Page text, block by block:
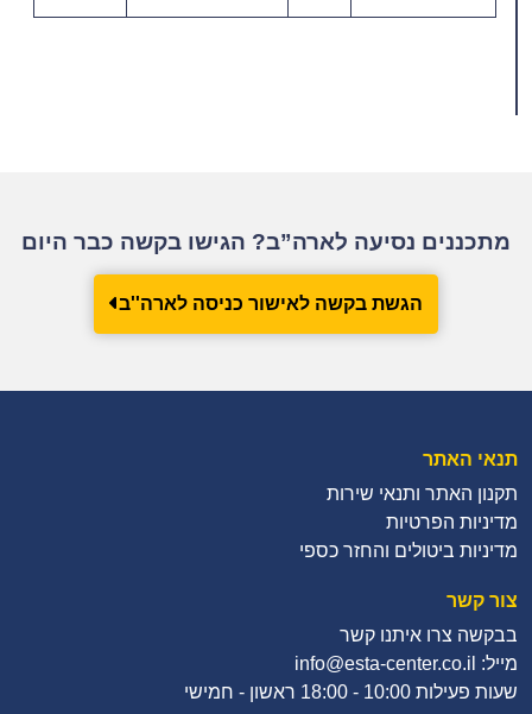
מתכננים נסיעה לארה”ב? הגישו בקשה כבר היום
הגשת בקשה לאישור כניסה לארה''ב
תנאי האתר
תקנון האתר ותנאי שירות
מדיניות הפרטיות
מדיניות ביטולים והחזר כספי
צור קשר
בבקשה צרו איתנו קשר
מייל: info@esta-center.co.il
שעות פעילות 10:00 - 18:00 ראשון - חמישי